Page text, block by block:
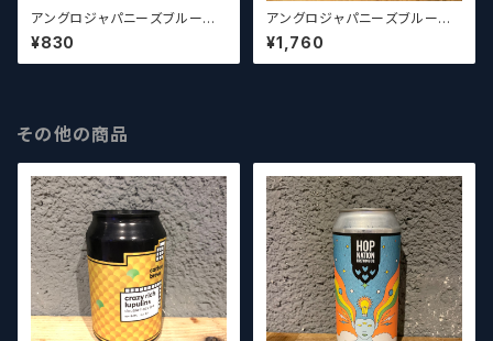
アングロジャパニーズブルーイ
ングカンパニー AJB Sharp
Shooter Session IPA【クラフ
トビール】
¥830
アングロジャパニーズブルーイ
ングカンパニー AJB Foeder
Sour【クラフトビール】
¥1,760
その他の商品